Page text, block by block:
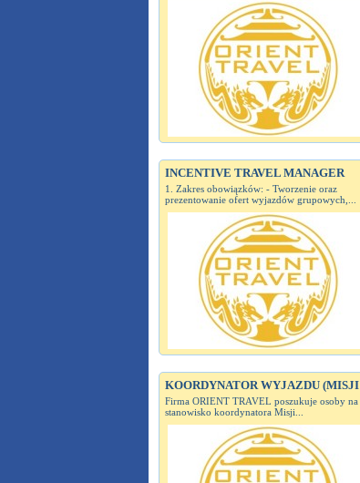
INCENTIVE TRAVEL MANAGER
1. Zakres obowiązków: - Tworzenie oraz
prezentowanie ofert wyjazdów grupowych,...
KOORDYNATOR WYJAZDU (MISJI
Firma ORIENT TRAVEL poszukuje osoby na
stanowisko koordynatora Misji...